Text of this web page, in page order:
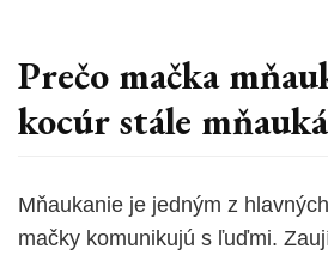
Prečo mačka
kocúr stále
Mňaukanie je jedným z
mačky komunikujú s ľuďmi.